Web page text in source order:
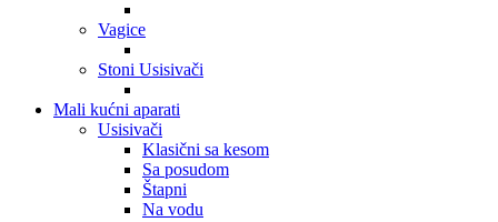
Vagice
Stoni Usisivači
Mali kućni aparati
Usisivači
Klasični sa kesom
Sa posudom
Štapni
Na vodu